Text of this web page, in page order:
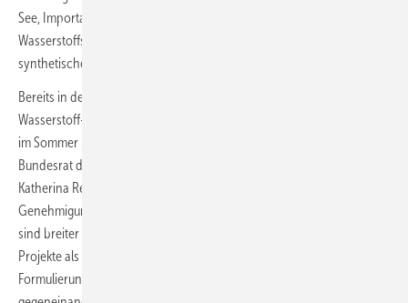
See, Importanlagen für Wasserstoff und seine Derivate,
Wasserstoffspeicher und -leitungen sowie Anlagen zur Herstellung
synthetischer Kraftstoffe für Schiffs- und Luftverkehr.
Bereits in der vorigen Legislaturperiode hatte die Ampel-Regierung ein
Wasserstoff-Beschleunigungsgesetz auf den Weg gebracht. Es hatte
im Sommer 2024 bereits die erste Lesung im Bundestag und im
Bundesrat durchlaufen. Wie ihr Vorgänger Robert Habeck setzt auch
Katherina Reiche auf Bearbeitungsfristen bei den Behörden, um die
Genehmigungen zu beschleunigen. Die Vorgaben zur Digitalisierung
sind breiter gefasst, ebenso wie die Einstufung der Wasserstoff-
Projekte als im „überragenden öffentlichen Interesse“. Die
Formulierung heißt: Werden mehrere öffentliche Belange